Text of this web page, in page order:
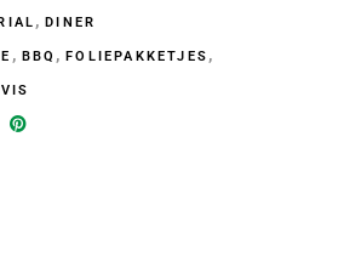
,DINER
, BBQ ,FOLIEPAKKETJES ,
VIS